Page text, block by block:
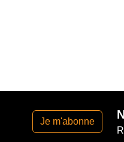
Je m'abonne